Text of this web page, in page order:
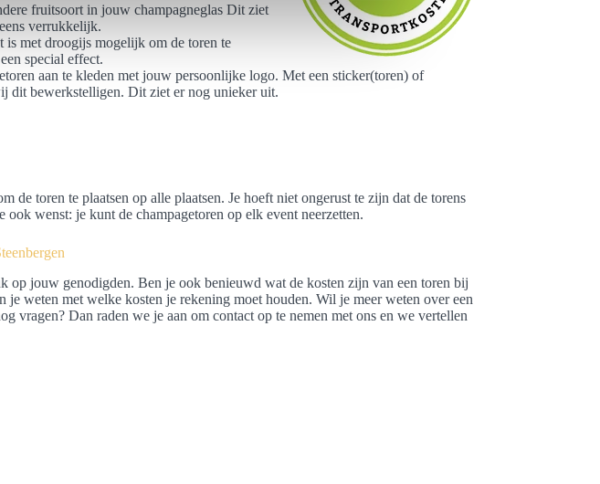
fruitsoort in jouw champagneglas Dit ziet
verrukkelijk.
met droogijs mogelijk om de toren te
special effect.
aan te kleden met jouw persoonlijke logo. Met een sticker(toren) of
dit bewerkstelligen. Dit ziet er nog unieker uit.
de toren te plaatsen op alle plaatsen. Je hoeft niet ongerust te zijn dat de torens
wenst: je kunt de champagetoren op elk event neerzetten.
op jouw genodigden. Ben je ook benieuwd wat de kosten zijn van een toren bij
je weten met welke kosten je rekening moet houden. Wil je meer weten over een
vragen? Dan raden we je aan om contact op te nemen met ons en we vertellen